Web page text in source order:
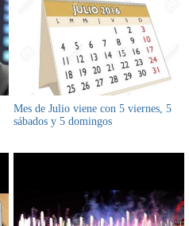
Mes de Julio viene con 5 viernes, 5
sábados y 5 domingos